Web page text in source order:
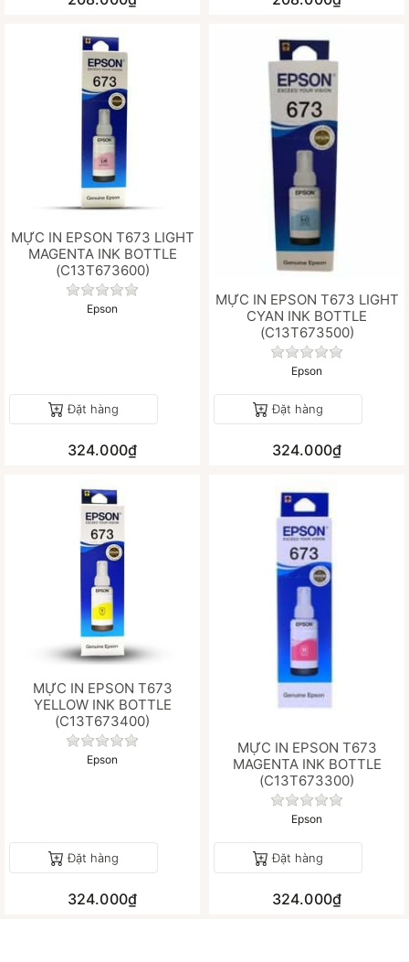
MỰC IN EPSON T673 LIGHT
MAGENTA INK BOTTLE
(C13T673600)
Chưa có đánh giá nào cho sản phẩm này.
Epson
Đặt hàng
324.000₫
MỰC IN EPSON T673 LIGHT
CYAN INK BOTTLE
(C13T673500)
Chưa có đánh
Epson
Đặt hàng
324.000₫
MỰC IN EPSON T673
YELLOW INK BOTTLE
(C13T673400)
Chưa có đánh giá nào cho sản phẩm này.
Epson
Đặt hàng
324.000₫
MỰC IN EPSON T673
MAGENTA INK BOTTLE
(C13T673300)
Chưa có đánh
Epson
Đặt hàng
324.000₫